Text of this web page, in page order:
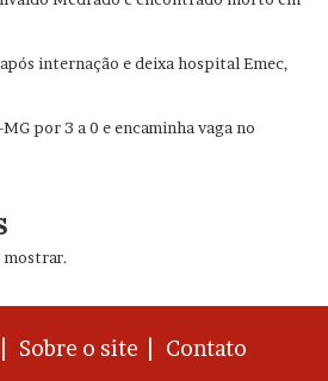
internação e deixa hospital Emec,
por 3 a 0 e encaminha vaga no
mostrar.
Sobre o site | Contato